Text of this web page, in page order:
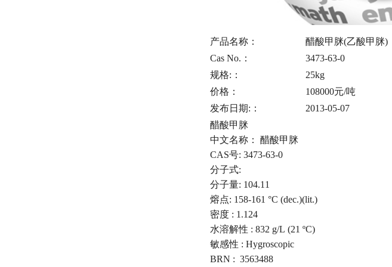
产品名称：
醋酸甲脒(乙酸甲脒)
Cas No.：
3473-63-0
规格: ：
25kg
价格 ：
108000元/吨
发布日期: ：
2013-05-07
醋酸甲脒
中文名称： 醋酸甲脒
CAS号: 3473-63-0
分子式:
分子量: 104.11
熔点: 158-161 °C (dec.)(lit.)
密度 : 1.124
水溶解性 : 832 g/L (21 ºC)
敏感性 : Hygroscopic
BRN : 3563488